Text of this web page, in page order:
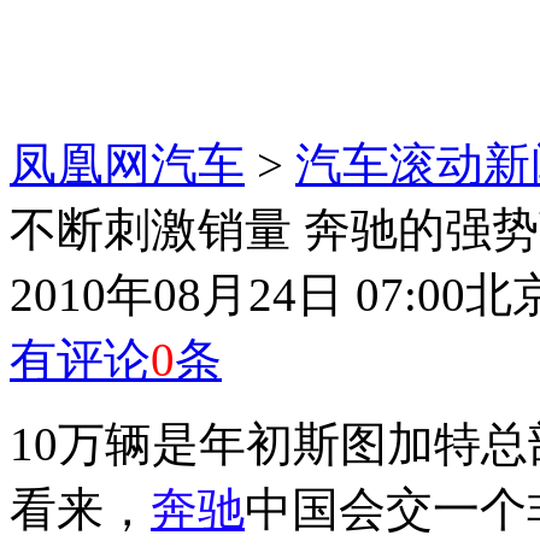
凤凰网汽车 > 汽车滚动
不断刺激销量 奔驰的强
2010年08月24日 07:00北
有评论0条
10万辆是年初斯图加特
看来， 奔驰中国会交一